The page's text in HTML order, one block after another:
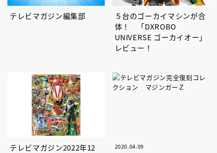
テレビマガジン編集部
５台のゴーカイマシンが合
体！ 「DXROBO
UNIVERSE ゴーカイオー」
レビュー！
テレビマガジン2022年12
2020.04.09